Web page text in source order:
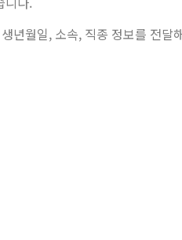
월일, 소속, 직종 정보를 전달